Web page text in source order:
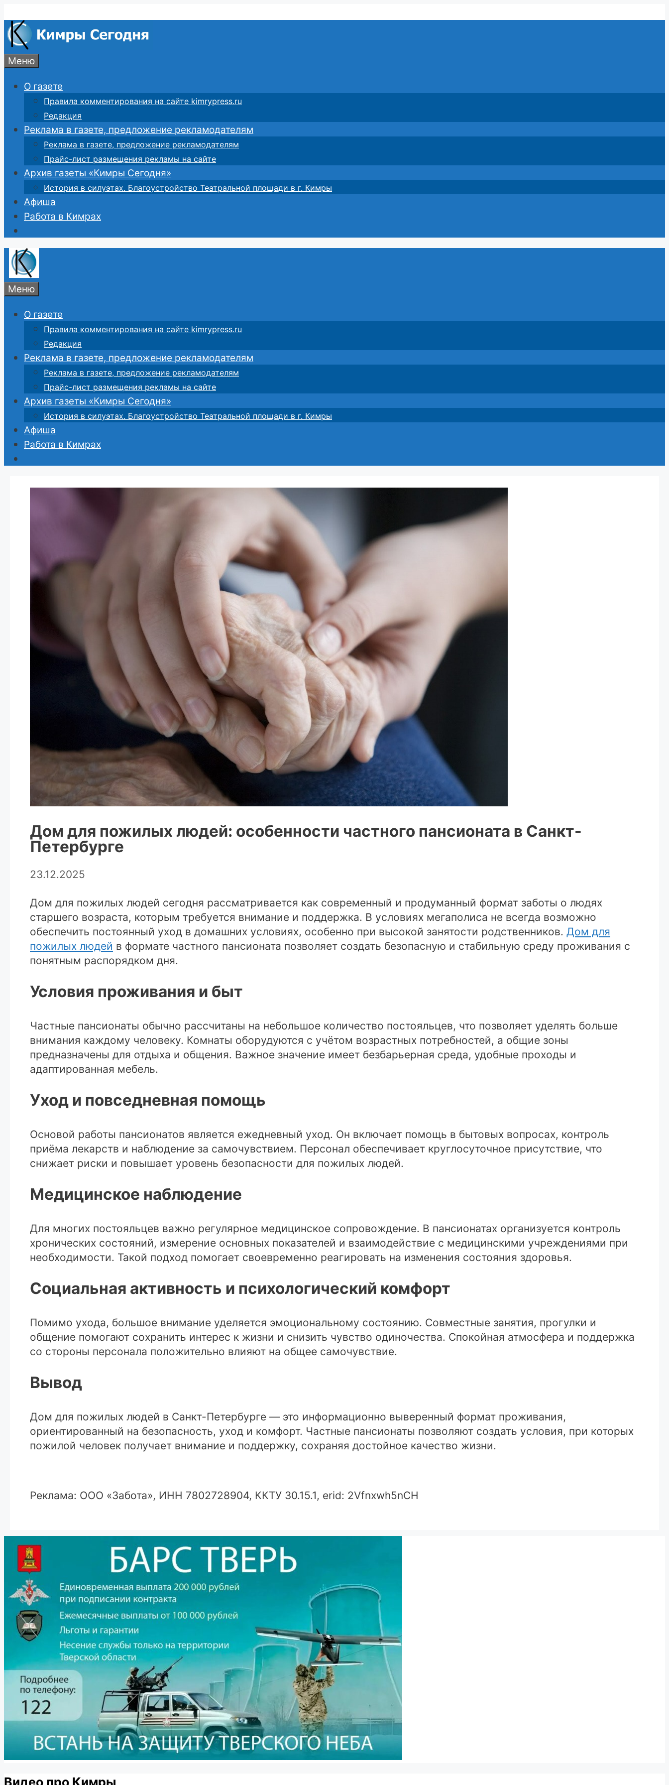
к
содержимому
Меню
О газете
Правила комментирования на сайте kimrypress.ru
Редакция
Реклама в газете, предложение рекламодателям
Реклама в газете, предложение рекламодателям
Прайс-лист размещения рекламы на сайте
Архив газеты «Кимры Сегодня»
История в силуэтах. Благоустройство Театральной площади в г. Кимры
Афиша
Работа в Кимрах
Меню
О газете
Правила комментирования на сайте kimrypress.ru
Редакция
Реклама в газете, предложение рекламодателям
Реклама в газете, предложение рекламодателям
Прайс-лист размещения рекламы на сайте
Архив газеты «Кимры Сегодня»
История в силуэтах. Благоустройство Театральной площади в г. Кимры
Афиша
Работа в Кимрах
Дом для пожилых людей: особенности частного пансионата в Санкт-
Петербурге
23.12.2025
Дом для пожилых людей сегодня рассматривается как современный и продуманный формат заботы о людях
старшего возраста, которым требуется внимание и поддержка. В условиях мегаполиса не всегда возможно
обеспечить постоянный уход в домашних условиях, особенно при высокой занятости родственников. Дом для
пожилых людей в формате частного пансионата позволяет создать безопасную и стабильную среду проживания с
понятным распорядком дня.
Условия проживания и быт
Частные пансионаты обычно рассчитаны на небольшое количество постояльцев, что позволяет уделять больше
внимания каждому человеку. Комнаты оборудуются с учётом возрастных потребностей, а общие зоны
предназначены для отдыха и общения. Важное значение имеет безбарьерная среда, удобные проходы и
адаптированная мебель.
Уход и повседневная помощь
Основой работы пансионатов является ежедневный уход. Он включает помощь в бытовых вопросах, контроль
приёма лекарств и наблюдение за самочувствием. Персонал обеспечивает круглосуточное присутствие, что
снижает риски и повышает уровень безопасности для пожилых людей.
Медицинское наблюдение
Для многих постояльцев важно регулярное медицинское сопровождение. В пансионатах организуется контроль
хронических состояний, измерение основных показателей и взаимодействие с медицинскими учреждениями при
необходимости. Такой подход помогает своевременно реагировать на изменения состояния здоровья.
Социальная активность и психологический комфорт
Помимо ухода, большое внимание уделяется эмоциональному состоянию. Совместные занятия, прогулки и
общение помогают сохранить интерес к жизни и снизить чувство одиночества. Спокойная атмосфера и поддержка
со стороны персонала положительно влияют на общее самочувствие.
Вывод
Дом для пожилых людей в Санкт-Петербурге — это информационно выверенный формат проживания,
ориентированный на безопасность, уход и комфорт. Частные пансионаты позволяют создать условия, при которых
пожилой человек получает внимание и поддержку, сохраняя достойное качество жизни.
Реклама: ООО «Забота», ИНН 7802728904, ККТУ 30.15.1, erid: 2Vfnxwh5nCH